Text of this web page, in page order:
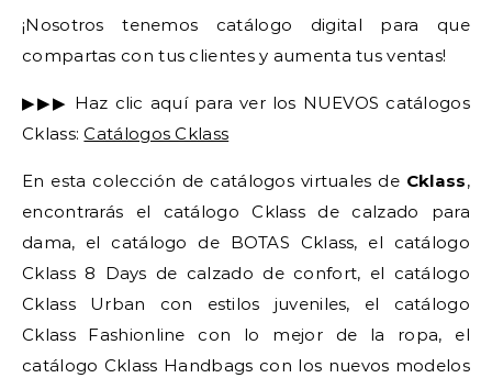
¡Nosotros tenemos catálogo digital para que
compartas con tus clientes y aumenta tus ventas!
▶▶▶ Haz clic aquí para ver los NUEVOS catálogos
Cklass:Catálogos Cklass
En esta colección de catálogos virtuales de Cklass,
encontrarás el catálogo Cklass de calzado para
dama, el catálogo de BOTAS Cklass, el catálogo
Cklass 8 Days de calzado de confort, el catálogo
Cklass Urban con estilos juveniles, el catálogo
Cklass Fashionline con lo mejor de la ropa, el
catálogo Cklass Handbags con los nuevos modelos